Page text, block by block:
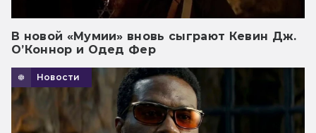
В новой «Мумии» вновь сыграют Кевин Дж.
О’Коннор и Одед Фер
Новости